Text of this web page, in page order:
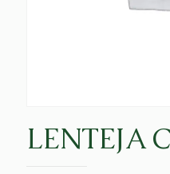
LENTEJA